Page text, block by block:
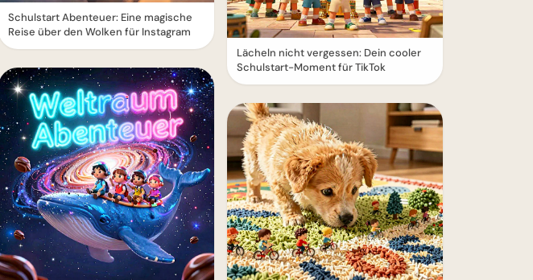
Schulstart Abenteuer: Eine magische
Reise über den Wolken für Instagram
Lächeln nicht vergessen: Dein cooler
Schulstart-Moment für TikTok